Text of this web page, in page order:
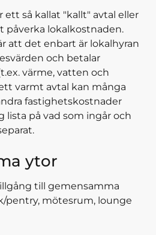
ett så kallat "kallt" avtal eller
påverka lokalkostnaden.
att det enbart är lokalhyran
och betalar
värme, vatten och
varmt avtal kan många
fastighetskostnader
lista på vad som ingår och
ytor
till gemensamma
pentry, mötesrum, lounge